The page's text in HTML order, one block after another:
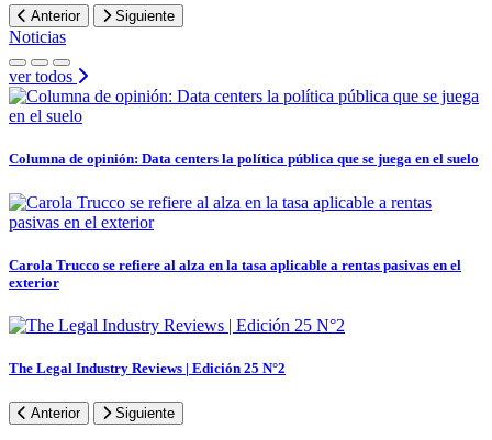
Anterior Siguiente
Noticias
ver todos
Columna de opinión: Data centers la política pública que se juega en el suelo
Carola Trucco se refiere al alza en la tasa aplicable a rentas pasivas en el
exterior
The Legal Industry Reviews | Edición 25 N°2
Anterior Siguiente